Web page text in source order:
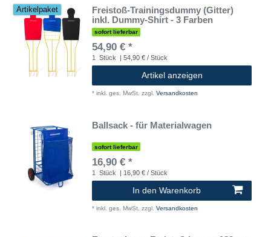
Artikelpaket
Freistoß-Trainingsdummy (Gitter)
inkl. Dummy-Shirt - 3 Farben
sofort lieferbar
54,90 € *
1 Stück | 54,90 € / Stück
Artikel anzeigen
* inkl. ges. MwSt. zzgl. Versandkosten
Ballsack - für Materialwagen
sofort lieferbar
16,90 € *
1 Stück | 16,90 € / Stück
In den Warenkorb
* inkl. ges. MwSt. zzgl. Versandkosten